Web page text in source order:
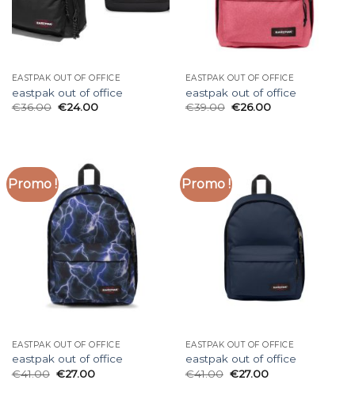
EASTPAK OUT OF OFFICE
eastpak out of office
€36.00 €24.00
EASTPAK OUT OF OFFICE
eastpak out of office
€39.00 €26.00
Promo !
EASTPAK OUT OF OFFICE
eastpak out of office
€41.00 €27.00
Promo !
EASTPAK OUT OF OFFICE
eastpak out of office
€41.00 €27.00